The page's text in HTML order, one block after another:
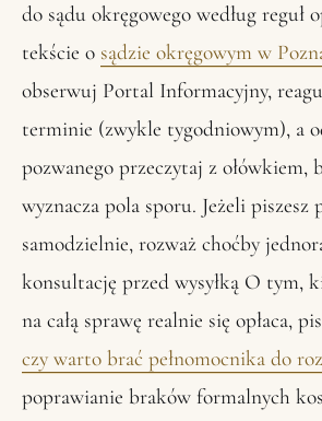
do sądu okręgowego według reguł
tekście o sądzie okręgowym w
obserwuj Portal Informacyjny,
terminie (zwykle tygodniowym), a
pozwanego przeczytaj z ołówkiem,
wyznacza pola sporu. Jeżeli piszesz
samodzielnie, rozważ choćby
konsultację przed wysyłką O tym,
na całą sprawę realnie się opłaca,
czy warto brać pełnomocnika do
poprawianie braków formalnych